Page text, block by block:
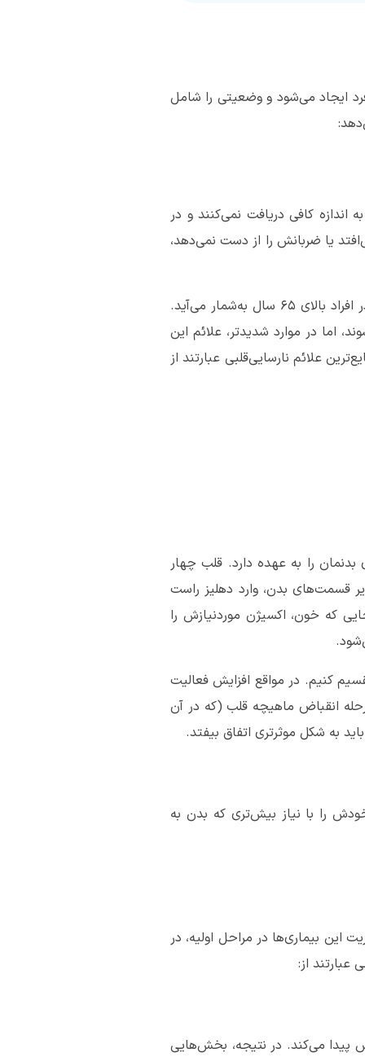
ایجاد می‌شود و وضعیتی را شامل
کافی دریافت نمی‌کنند و در
یا ضربانش را از دست نمی‌دهد،
افراد بسیاری با نارسایی‌قلبی زندگی می‌کنند و این بیماری يكی از شايع‌ترين علل مراجعه به بيمارستان‌ها در افراد بالای ۶۵ سال به‌شمار می‌آید.
اما در موارد شدیدتر، علائم این
علائم نارسایی‌قلبی عبارتند از
را به عهده دارد. قلب چهار
قسمت‌های بدن، وارد دهلیز راست
که خون، اکسیژن موردنیازش را
کنیم. در مواقع افزایش فعالیت
انقباض ماهیچه قلب (که در آن
به شکل موثرتری اتفاق بیفتد.
خودش را با نیاز بیش‌تری که بدن به
این بیماری‌ها در مراحل اولیه، در
عبارتند از:
پیدا می‌کند. در نتیجه، بخش‌هایی